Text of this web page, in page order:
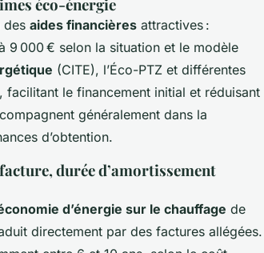
éco-énergie
des aides financières attractives :
9 000 € selon la situation et le modèle
(CITE), l’Éco-PTZ et différentes
le financement initial et réduisant
généralement dans la
d’obtention.
durée d’amortissement
d’énergie sur le chauffage de
directement par des factures allégées.